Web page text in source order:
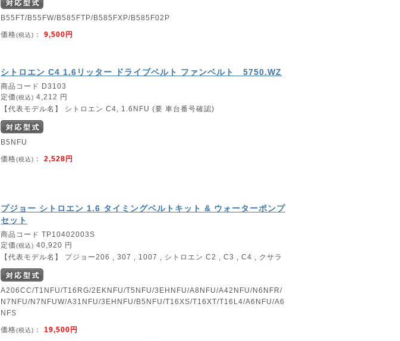
B55FT/B55FW/B585FTP/B585FXP/B585F02P
価格(税込) ： 9,500円
シトロエン C4 1.6リッター ドライブベルト ファンベルト 5750.WZ
商品コード D3103
定価(税込) 4,212 円
【代表モデル名】 シトロエン C4, 1.6NFU (要 車台番号確認)
B5NFU
価格(税込) ： 2,528円
プジョー シトロエン 1.6 タイミングベルトキット & ウォーターポンプ
セット
商品コード TP10402003S
定価(税込) 40,920 円
【代表モデル名】 プジョー206 , 307 , 1007 , シトロエン C2 , C3 , C4 , クサラ
A206CC/T1NFU/T16RG/2EKNFU/T5NFU/3EHNFU/A8NFU/A42NFU/N6NFR/
N7NFU/N7NFUW/A31NFU/3EHNFU/B5NFU/T16XS/T16XT/T16L4/A6NFU/A6
NFS
価格(税込) ： 19,500円